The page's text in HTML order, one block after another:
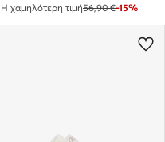
Η χαμηλότερη τιμή56,90 €-15%